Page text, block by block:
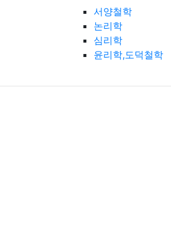
서양철학
논리학
심리학
윤리학,도덕철학